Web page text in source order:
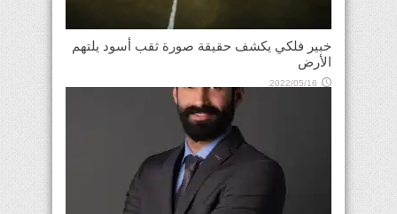
خبير فلكي يكشف حقيقة صورة ثقب أسود يلتهم
الأرض
2022/05/16